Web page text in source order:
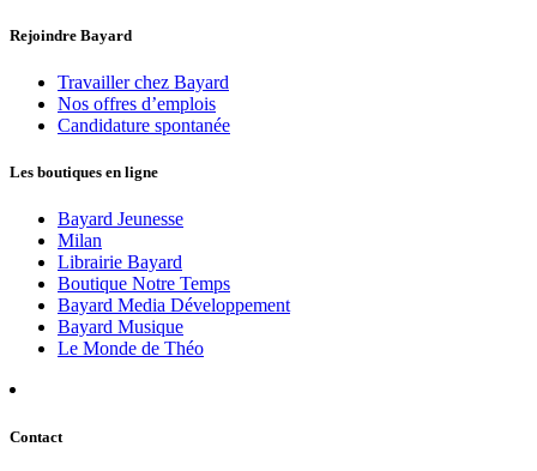
Rejoindre Bayard
Travailler chez Bayard
Nos offres d’emplois
Candidature spontanée
Les boutiques en ligne
Bayard Jeunesse
Milan
Librairie Bayard
Boutique Notre Temps
Bayard Media Développement
Bayard Musique
Le Monde de Théo
Contact